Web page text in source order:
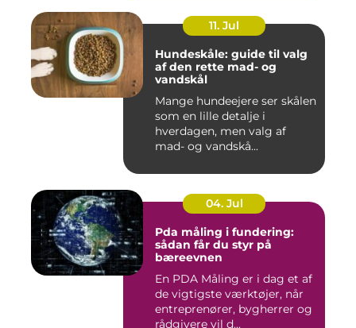
11. Jul
Hundeskåle: guide til valg
af den rette mad- og
vandskål
Mange hundeejere ser skålen
som en lille detalje i
hverdagen, men valg af
mad- og vandskå...
04. Jul
Pda måling i fundering:
sådan får du styr på
bæreevnen
En PDA Måling er i dag et af
de vigtigste værktøjer, når
entreprenører, bygherrer og
rådgivere vil d...